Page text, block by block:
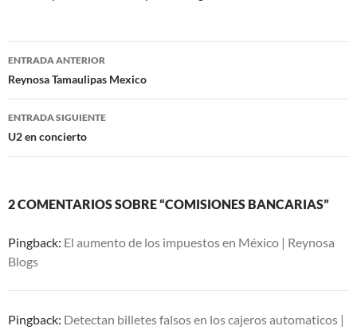
Navegación
de
entradas
ENTRADA ANTERIOR
Reynosa Tamaulipas Mexico
ENTRADA SIGUIENTE
U2 en concierto
2 COMENTARIOS SOBRE “COMISIONES BANCARIAS”
Pingback: El aumento de los impuestos en México | Reynosa
Blogs
Pingback: Detectan billetes falsos en los cajeros automaticos |